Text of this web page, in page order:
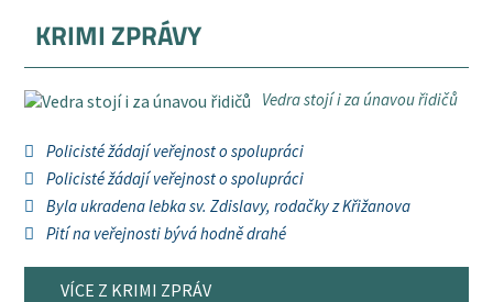
KRIMI ZPRÁVY
Vedra stojí i za únavou řidičů
Policisté žádají veřejnost o spolupráci
Policisté žádají veřejnost o spolupráci
Byla ukradena lebka sv. Zdislavy, rodačky z Křižanova
Pití na veřejnosti bývá hodně drahé
VÍCE Z KRIMI ZPRÁV